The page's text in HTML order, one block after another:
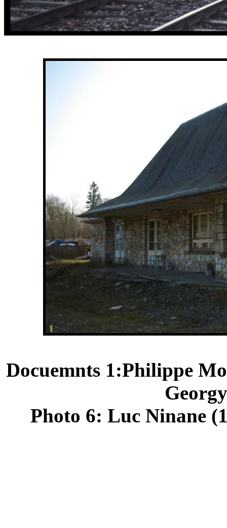
Docuemnts 1:Philippe
Photo 6: Luc Ninane